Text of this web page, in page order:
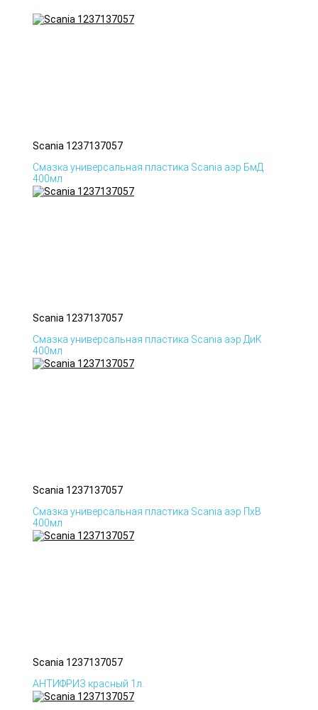
Scania 1237137057
Смазка универсальная пластика Scania аэр БмД
400мл
Scania 1237137057
Смазка универсальная пластика Scania аэр ДиК
400мл
Scania 1237137057
Смазка универсальная пластика Scania аэр ПхВ
400мл
Scania 1237137057
АНТИФРИЗ красный 1л.